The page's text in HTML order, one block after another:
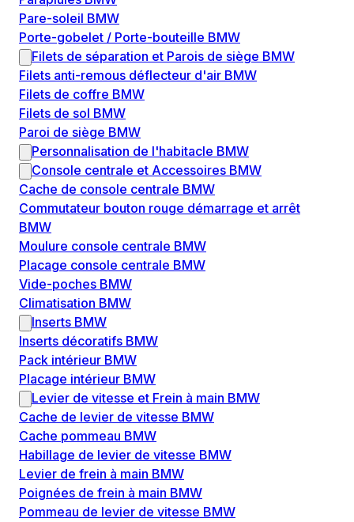
Pare-soleil BMW
Porte-gobelet / Porte-bouteille BMW
Filets de séparation et Parois de siège BMW
Filets anti-remous déflecteur d'air BMW
Filets de coffre BMW
Filets de sol BMW
Paroi de siège BMW
Personnalisation de l'habitacle BMW
Console centrale et Accessoires BMW
Cache de console centrale BMW
Commutateur bouton rouge démarrage et arrêt
BMW
Moulure console centrale BMW
Placage console centrale BMW
Vide-poches BMW
Climatisation BMW
Inserts BMW
Inserts décoratifs BMW
Pack intérieur BMW
Placage intérieur BMW
Levier de vitesse et Frein à main BMW
Cache de levier de vitesse BMW
Cache pommeau BMW
Habillage de levier de vitesse BMW
Levier de frein à main BMW
Poignées de frein à main BMW
Pommeau de levier de vitesse BMW